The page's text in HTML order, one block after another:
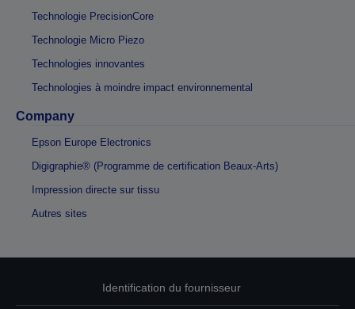
Technologie PrecisionCore
Technologie Micro Piezo
Technologies innovantes
Technologies à moindre impact environnemental
Company
Epson Europe Electronics
Digigraphie® (Programme de certification Beaux-Arts)
Impression directe sur tissu
Autres sites
Identification du fournisseur